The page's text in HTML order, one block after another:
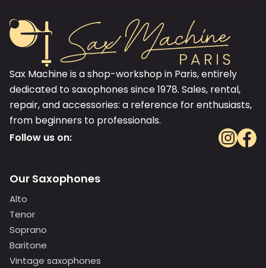
Sax Machine is a shop-workshop in Paris, entirely
dedicated to saxophones since 1978. Sales, rental,
repair, and accessories: a reference for enthusiasts,
from beginners to professionals.
Follow us on:
Our Saxophones
Alto
Tenor
Soprano
Baritone
Vintage saxophones